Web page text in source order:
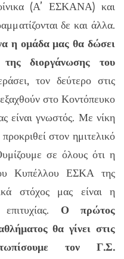
(Α’ ΕΣΚΑΝΑ) και
δε και άλλα.
η ομάδα μας θα δώσει
διοργάνωσης του
τον δεύτερο στις
στο Κοντόπευκο
είναι γνωστός. Με νίκη
στον ημιτελικό
σε όλους ότι η
Κυπέλλου ΕΣΚΑ της
στόχος μας είναι η
Ο πρώτος
θα γίνει στις
τον Γ.Σ.